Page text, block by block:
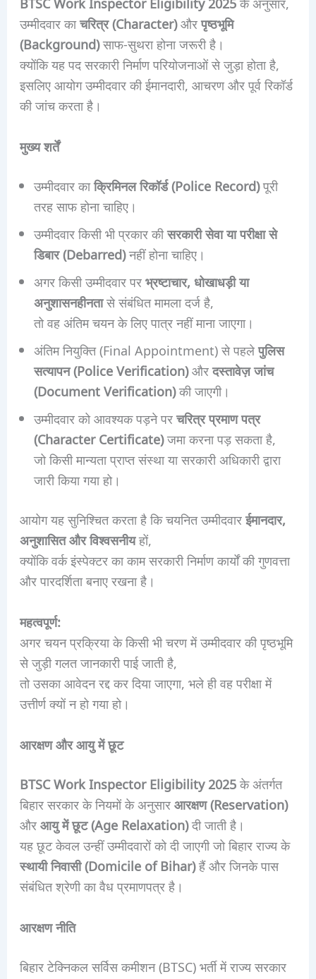
उम्मीदवार काचरित्र (Character)औरपृष्ठभूमि
(Background)साफ-सुथरा होना जरूरी है।
क्योंकि यह पद सरकारी निर्माण परियोजनाओं से जुड़ा होता है,
इसलिए आयोग उम्मीदवार की ईमानदारी, आचरण और पूर्व रिकॉर्ड
की जांच करता है।
मुख्य शर्तें
उम्मीदवार काक्रिमिनल रिकॉर्ड (Police Record)पूरी
तरह साफ होना चाहिए।
उम्मीदवार किसी भी प्रकार कीसरकारी सेवा या परीक्षा से
डिबार (Debarred)नहीं होना चाहिए।
अगर किसी उम्मीदवार परभ्रष्टाचार, धोखाधड़ी या
अनुशासनहीनतासे संबंधित मामला दर्ज है,
तो वह अंतिम चयन के लिए पात्र नहीं माना जाएगा।
अंतिम नियुक्ति (Final Appointment) से पहलेपुलिस
सत्यापन (Police Verification)औरदस्तावेज़ जांच
(Document Verification)की जाएगी।
उम्मीदवार को आवश्यक पड़ने परचरित्र प्रमाण पत्र
(Character Certificate)जमा करना पड़ सकता है,
जो किसी मान्यता प्राप्त संस्था या सरकारी अधिकारी द्वारा
जारी किया गया हो।
आयोग यह सुनिश्चित करता है कि चयनित उम्मीदवारईमानदार,
अनुशासित और विश्वसनीयहों,
क्योंकि वर्क इंस्पेक्टर का काम सरकारी निर्माण कार्यों की गुणवत्ता
और पारदर्शिता बनाए रखना है।
महत्वपूर्ण:
अगर चयन प्रक्रिया के किसी भी चरण में उम्मीदवार की पृष्ठभूमि
से जुड़ी गलत जानकारी पाई जाती है,
तो उसका आवेदन रद्द कर दिया जाएगा, भले ही वह परीक्षा में
उत्तीर्ण क्यों न हो गया हो।
आरक्षण और आयु में छूट
BTSC Work Inspector Eligibility 2025के अंतर्गत
बिहार सरकार के नियमों के अनुसारआरक्षण (Reservation)
औरआयु में छूट (Age Relaxation)दी जाती है।
यह छूट केवल उन्हीं उम्मीदवारों को दी जाएगी जो बिहार राज्य के
स्थायी निवासी (Domicile of Bihar)हैं और जिनके पास
संबंधित श्रेणी का वैध प्रमाणपत्र है।
आरक्षण नीति
बिहार टेक्निकल सर्विस कमीशन (BTSC) भर्ती में राज्य सरकार